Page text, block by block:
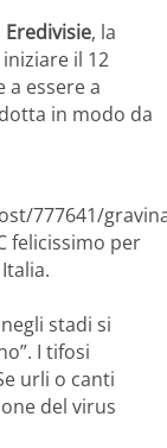
Eredivisie, la
il 12
essere a
in modo da
777641/
felicissimo per
negli stadi si
I tifosi
urli o canti
del virus